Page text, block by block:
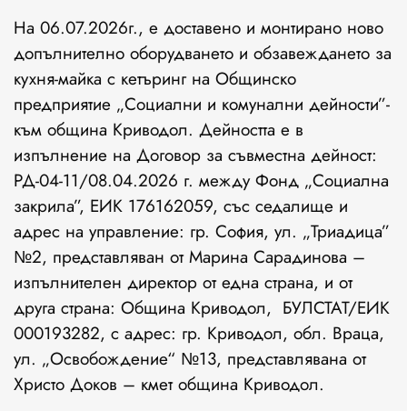
На 06.07.2026г., е доставено и монтирано ново
допълнително оборудването и обзавеждането за
кухня-майка с кетъринг на Общинско
предприятие „Социални и комунални дейности”-
към община Криводол. Дейността е в
изпълнение на Договор за съвместна дейност:
РД-04-11/08.04.2026 г. между Фонд „Социална
закрила”, ЕИК 176162059, със седалище и
адрес на управление: гр. София, ул. „Триадица”
№2, представляван от Марина Сарадинова –
изпълнителен директор от една страна, и от
друга страна: Община Криводол, БУЛСТАТ/ЕИК
000193282, с адрес: гр. Криводол, обл. Враца,
ул. „Освобождение“ №13, представлявана от
Христо Доков – кмет община Криводол.